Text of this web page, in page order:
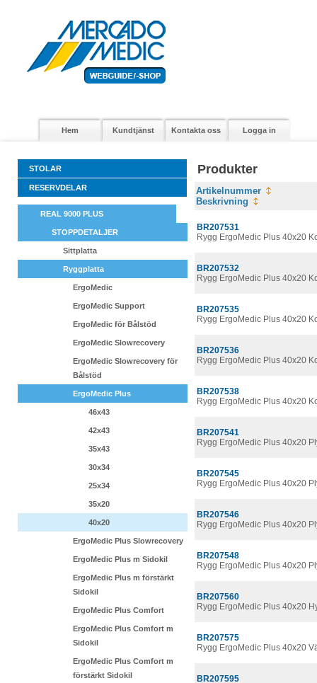
Hem Kundtjänst Kontakta oss Logga in
STOLAR
RESERVDELAR
REAL 9000 PLUS
STOPPDETALJER
Sittplatta
Ryggplatta
ErgoMedic
ErgoMedic Support
ErgoMedic för Bålstöd
ErgoMedic Slowrecovery
ErgoMedic Slowrecovery för
Bålstöd
ErgoMedic Plus
46x43
42x43
35x43
30x34
25x34
35x20
40x20
ErgoMedic Plus Slowrecovery
ErgoMedic Plus m Sidokil
ErgoMedic Plus m förstärkt
Sidokil
ErgoMedic Plus Comfort
ErgoMedic Plus Comfort m
Sidokil
ErgoMedic Plus Comfort m
förstärkt Sidokil
Produkter
Artikelnummer
Beskrivning
BR207531
Rygg ErgoMedic Plus 40x20
BR207532
Rygg ErgoMedic Plus 40x20
BR207535
Rygg ErgoMedic Plus 40x20
BR207536
Rygg ErgoMedic Plus 40x20
BR207538
Rygg ErgoMedic Plus 40x20
BR207541
Rygg ErgoMedic Plus 40x20
BR207545
Rygg ErgoMedic Plus 40x20
BR207546
Rygg ErgoMedic Plus 40x20
BR207548
Rygg ErgoMedic Plus 40x20
BR207560
Rygg ErgoMedic Plus 40x20
BR207575
Rygg ErgoMedic Plus 40x20
BR207595